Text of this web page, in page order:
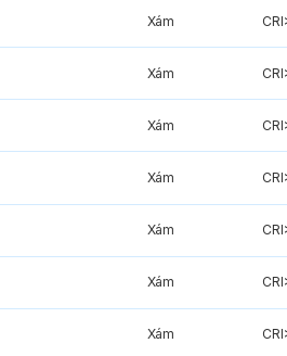
Xám
Xám
Xám
Xám
Xám
Xám
Xám